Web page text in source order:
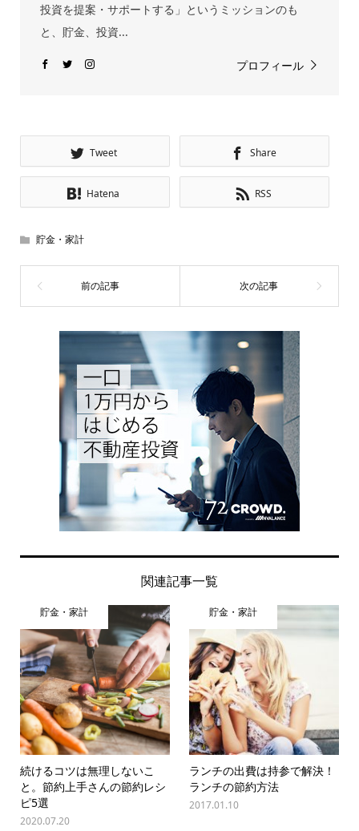
投資を提案・サポートする」というミッションのも
と、貯金、投資...
プロフィール
Tweet Share
Hatena RSS
貯金・家計
関連記事一覧
貯金・家計
続けるコツは無理しないこ
と。節約上手さんの節約レシ
ピ5選
2020.07.20
貯金・家計
ランチの出費は持参で解決！
ランチの節約方法
2017.01.10